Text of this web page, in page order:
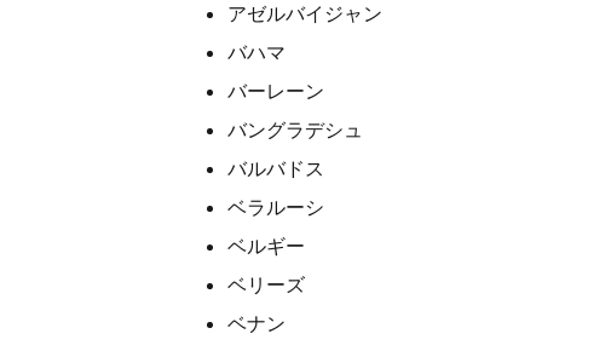
アゼルバイジャン
バハマ
バーレーン
バングラデシュ
バルバドス
ベラルーシ
ベルギー
ベリーズ
ベナン